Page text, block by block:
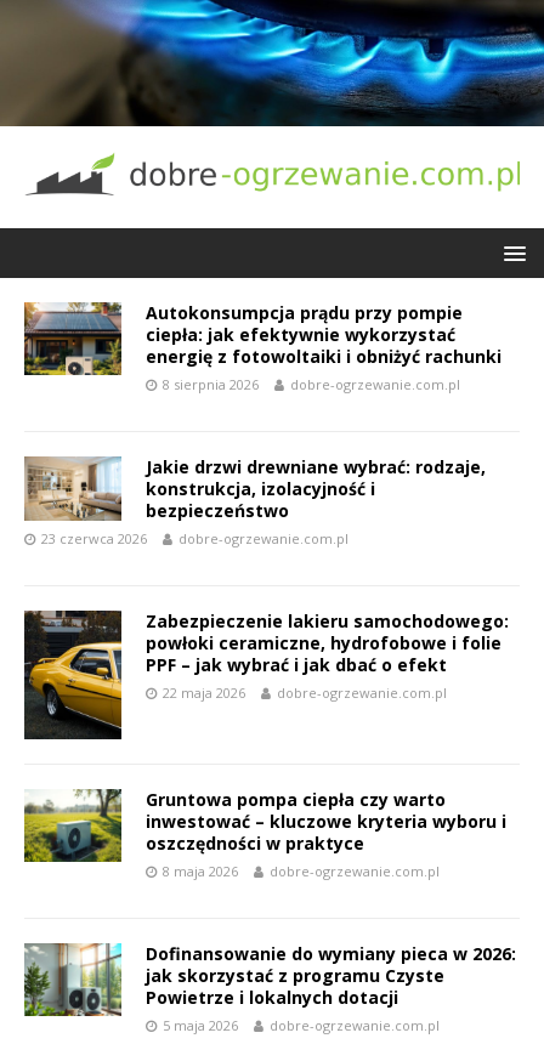
Autokonsumpcja prądu przy pompie
ciepła: jak efektywnie wykorzystać
energię z fotowoltaiki i obniżyć rachunki
8 sierpnia 2026 dobre-ogrzewanie.com.pl
Jakie drzwi drewniane wybrać: rodzaje,
konstrukcja, izolacyjność i
bezpieczeństwo
23 czerwca 2026 dobre-ogrzewanie.com.pl
Zabezpieczenie lakieru samochodowego:
powłoki ceramiczne, hydrofobowe i folie
PPF – jak wybrać i jak dbać o efekt
22 maja 2026 dobre-ogrzewanie.com.pl
Gruntowa pompa ciepła czy warto
inwestować – kluczowe kryteria wyboru i
oszczędności w praktyce
8 maja 2026 dobre-ogrzewanie.com.pl
Dofinansowanie do wymiany pieca w 2026:
jak skorzystać z programu Czyste
Powietrze i lokalnych dotacji
5 maja 2026 dobre-ogrzewanie.com.pl